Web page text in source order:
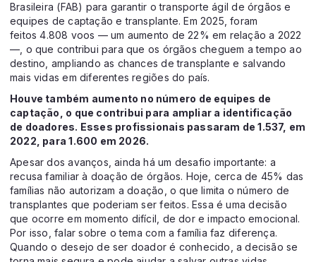
Brasileira (FAB) para garantir o transporte ágil de órgãos e
equipes de captação e transplante. Em 2025, foram
feitos 4.808 voos — um aumento de 22% em relação a 2022
—, o que contribui para que os órgãos cheguem a tempo ao
destino, ampliando as chances de transplante e salvando
mais vidas em diferentes regiões do país.
Houve também aumento no número de equipes de
captação, o que contribui para ampliar a identificação
de doadores. Esses profissionais passaram de 1.537, em
2022, para 1.600 em 2026.
Apesar dos avanços, ainda há um desafio importante: a
recusa familiar à doação de órgãos. Hoje, cerca de 45% das
famílias não autorizam a doação, o que limita o número de
transplantes que poderiam ser feitos. Essa é uma decisão
que ocorre em momento difícil, de dor e impacto emocional.
Por isso, falar sobre o tema com a família faz diferença.
Quando o desejo de ser doador é conhecido, a decisão se